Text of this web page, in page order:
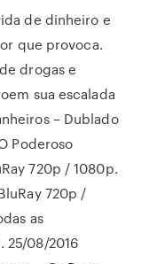
de dinheiro e
que provoca.
drogas e
sua escalada
– Dublado
Poderoso
720p / 1080p.
720p /
as
25/08/2016